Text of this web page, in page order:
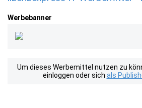
Werbebanner
Um dieses Werbemittel nutzen zu
einloggen oder sich als